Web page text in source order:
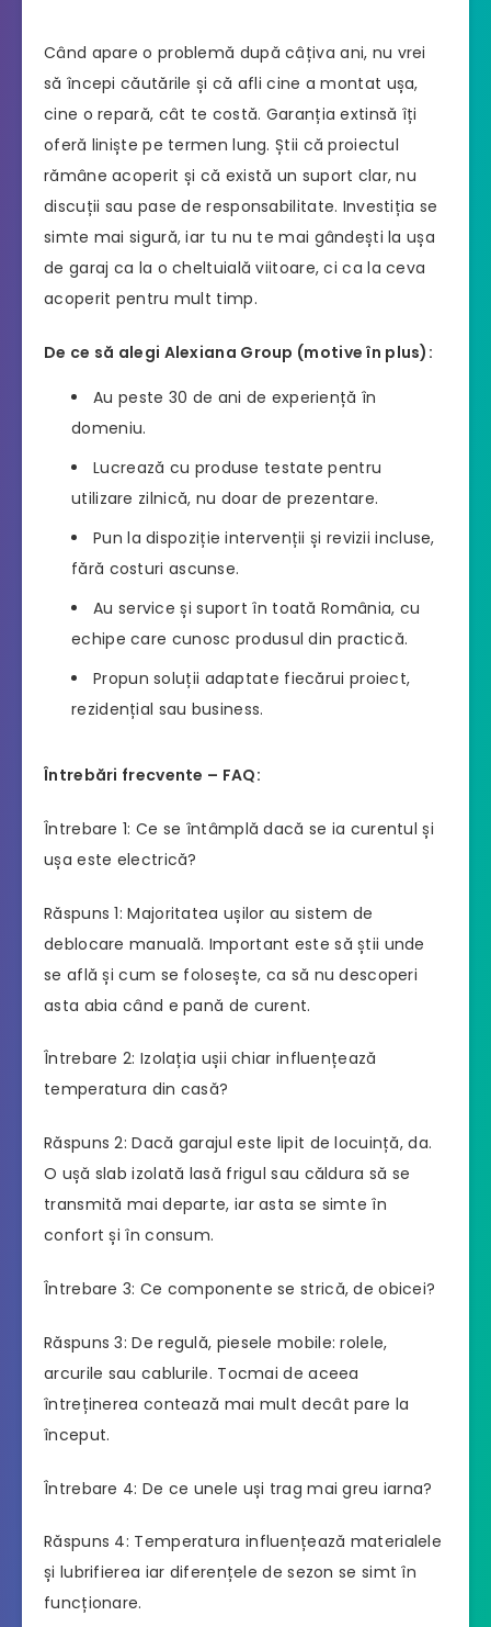
Când apare o problemă după câțiva ani, nu vrei
să începi căutările și că afli cine a montat ușa,
cine o repară, cât te costă. Garanția extinsă îți
oferă liniște pe termen lung. Știi că proiectul
rămâne acoperit și că există un suport clar, nu
discuții sau pase de responsabilitate. Investiția se
simte mai sigură, iar tu nu te mai gândești la ușa
de garaj ca la o cheltuială viitoare, ci ca la ceva
acoperit pentru mult timp.
De ce să alegi Alexiana Group (motive în plus):
Au peste 30 de ani de experiență în
domeniu.
Lucrează cu produse testate pentru
utilizare zilnică, nu doar de prezentare.
Pun la dispoziție intervenții și revizii incluse,
fără costuri ascunse.
Au service și suport în toată România, cu
echipe care cunosc produsul din practică.
Propun soluții adaptate fiecărui proiect,
rezidențial sau business.
Întrebări frecvente – FAQ:
Întrebare 1: Ce se întâmplă dacă se ia curentul și
ușa este electrică?
Răspuns 1: Majoritatea ușilor au sistem de
deblocare manuală. Important este să știi unde
se află și cum se folosește, ca să nu descoperi
asta abia când e pană de curent.
Întrebare 2: Izolația ușii chiar influențează
temperatura din casă?
Răspuns 2: Dacă garajul este lipit de locuință, da.
O ușă slab izolată lasă frigul sau căldura să se
transmită mai departe, iar asta se simte în
confort și în consum.
Întrebare 3: Ce componente se strică, de obicei?
Răspuns 3: De regulă, piesele mobile: rolele,
arcurile sau cablurile. Tocmai de aceea
întreținerea contează mai mult decât pare la
început.
Întrebare 4: De ce unele uși trag mai greu iarna?
Răspuns 4: Temperatura influențează materialele
și lubrifierea iar diferențele de sezon se simt în
funcționare.